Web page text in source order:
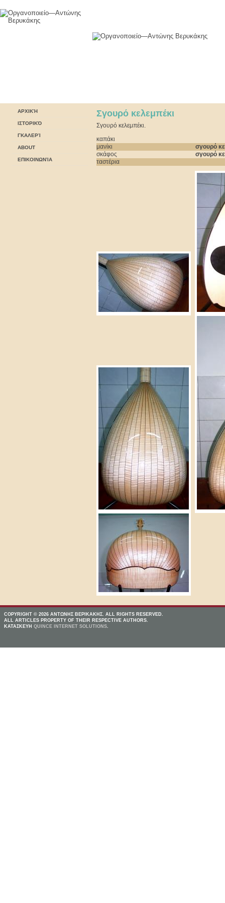
ΑΡΧΙΚΉ
ΙΣΤΟΡΙΚΌ
ΓΚΑΛΕΡΊ
ABOUT
ΕΠΙΚΟΙΝΩΝΊΑ
Σγουρό κελεμπέκι
Σγουρό κελεμπέκι.
καπάκι
μανίκι
σγουρό
σκάφος
σγουρό
ταστέρια
COPYRIGHT © 2026 ΑΝΤΩΝΗΣ ΒΕΡΙΚΑΚΗΣ. ALL RIGHTS RESERVED.
ALL ARTICLES PROPERTY OF THEIR RESPECTIVE AUTHORS.
ΚΑΤΑΣΚΕΥΗ QUINCE INTERNET SOLUTIONS.